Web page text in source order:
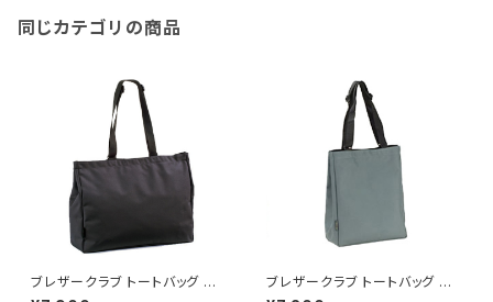
同じカテゴリの商品
ブレザークラブ トートバッグ ハ
ンドバッグ メンズ 53385 ブラッ
ブレザークラブ トートバッグ ハ
ンドバッグ メンズ 53386 グレ